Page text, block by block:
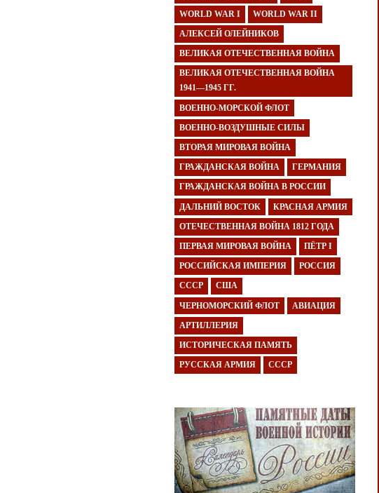
WORLD WAR I WORLD WAR II
АЛЕКСЕЙ ОЛЕЙНИКОВ
ВЕЛИКАЯ ОТЕЧЕСТВЕННАЯ ВОЙНА
ВЕЛИКАЯ ОТЕЧЕСТВЕННАЯ ВОЙНА
1941—1945 ГГ.
ВОЕННО-МОРСКОЙ ФЛОТ
ВОЕННО-ВОЗДУШНЫЕ СИЛЫ
ВТОРАЯ МИРОВАЯ ВОЙНА
ГРАЖДАНСКАЯ ВОЙНА ГЕРМАНИЯ
ГРАЖДАНСКАЯ ВОЙНА В РОССИИ
ДАЛЬНИЙ ВОСТОК КРАСНАЯ АРМИЯ
ОТЕЧЕСТВЕННАЯ ВОЙНА 1812 ГОДА
ПЕРВАЯ МИРОВАЯ ВОЙНА ПЁТР I
РОССИЙСКАЯ ИМПЕРИЯ РОССИЯ
СССР США
ЧЕРНОМОРСКИЙ ФЛОТ АВИАЦИЯ
АРТИЛЛЕРИЯ
ИСТОРИЧЕСКАЯ ПАМЯТЬ
РУССКАЯ АРМИЯ СССР